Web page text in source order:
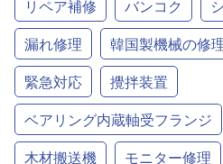
リペア補修
バンコク
漏れ修理
韓国製機械の修
緊急対応
攪拌装置
ベアリング内蔵軸受フランジ
木材搬送機
モニター修理